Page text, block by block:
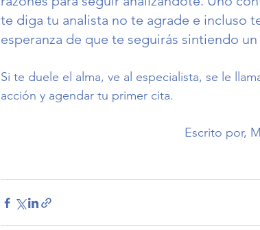
te diga tu analista no te agrade e incluso
esperanza de que te seguirás sintiendo
Si te duele el alma, ve al especialista, se le
acción y agendar tu primer cita.
Escrito por,